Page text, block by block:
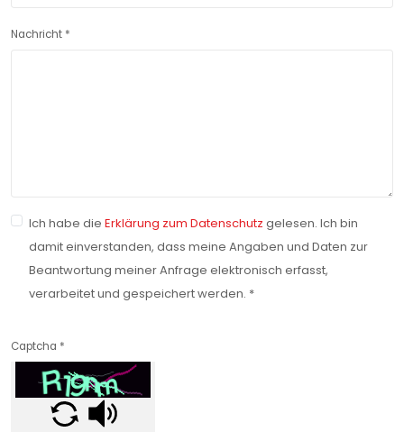
Nachricht *
Ich habe die Erklärung zum Datenschutz gelesen. Ich bin
damit einverstanden, dass meine Angaben und Daten zur
Beantwortung meiner Anfrage elektronisch erfasst,
verarbeitet und gespeichert werden. *
Captcha *